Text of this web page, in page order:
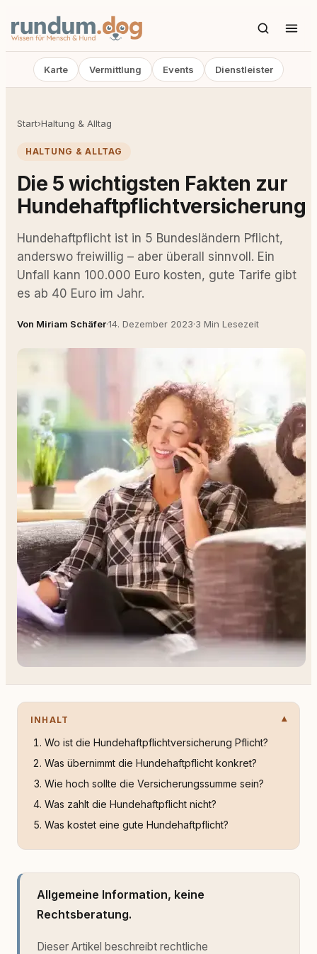
Karte Vermittlung Events Dienstleister
Start›Haltung & Alltag
HALTUNG & ALLTAG
Die 5 wichtigsten Fakten zur
Hundehaftpflichtversicherung
Hundehaftpflicht ist in 5 Bundesländern Pflicht,
anderswo freiwillig – aber überall sinnvoll. Ein
Unfall kann 100.000 Euro kosten, gute Tarife gibt
es ab 40 Euro im Jahr.
Von Miriam Schäfer·14. Dezember 2023·3 Min Lesezeit
INHALT
Wo ist die Hundehaftpflichtversicherung Pflicht?
Was übernimmt die Hundehaftpflicht konkret?
Wie hoch sollte die Versicherungssumme sein?
Was zahlt die Hundehaftpflicht nicht?
Was kostet eine gute Hundehaftpflicht?
Allgemeine Information, keine
Rechtsberatung.
Dieser Artikel beschreibt rechtliche